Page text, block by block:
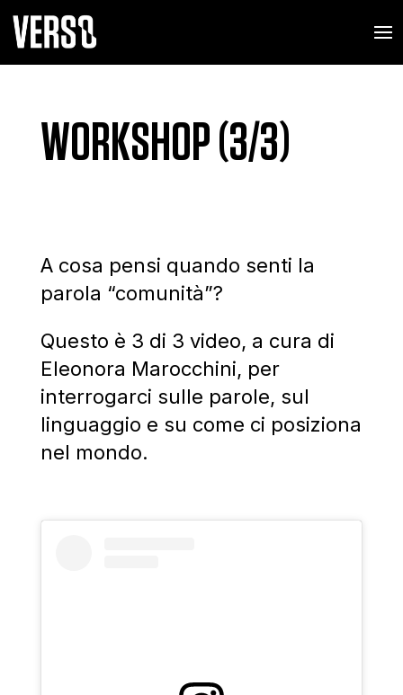
WORKSHOP (3/3)
A cosa pensi quando senti la
parola “comunità”?
Questo è 3 di 3 video, a cura di
Eleonora Marocchini, per
interrogarci sulle parole, sul
linguaggio e su come ci posiziona
nel mondo.